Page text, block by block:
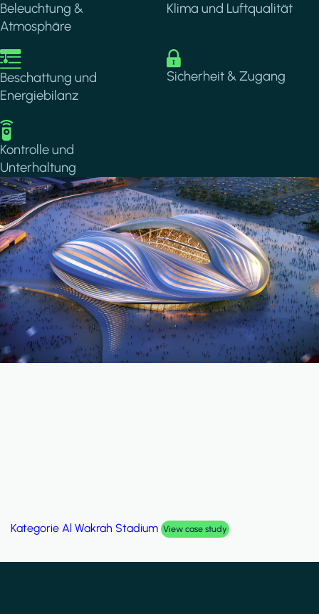
Beleuchtung &
Atmosphäre
Klima und Luftqualität
Image
Beschattung und
Energiebilanz
Image
Sicherheit & Zugang
Image
Kontrolle und
Unterhaltung
Kategorie Al Wakrah Stadium View case study